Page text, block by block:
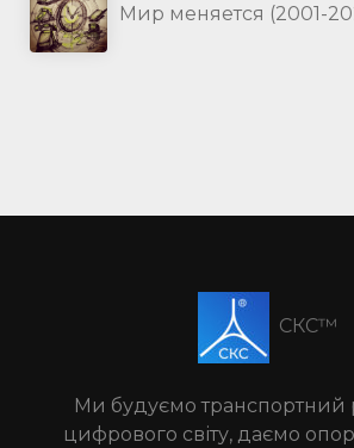
Мир меняется (2001-
СКС™
Ми будуємо транспортний
цифрового світу, даємо